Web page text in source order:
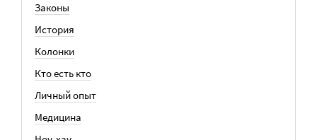
Законы
История
Колонки
Кто есть кто
Личный опыт
Медицина